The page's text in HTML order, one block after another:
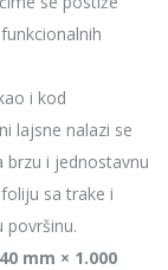
i kod
lajsne nalazi se
brzu i jednostavnu
sa trake i
površinu.
40 mm × 1.000